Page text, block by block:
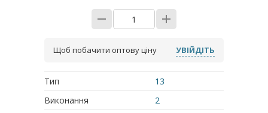
Щоб побачити оптову ціну УВІЙДІТЬ
Тип
13
Виконання
2